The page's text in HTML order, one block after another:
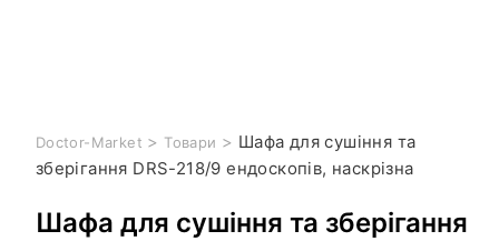
Doctor-Market > Товари > Шафа для сушіння та
зберігання DRS-218/9 ендоскопів, наскрізна
Шафа для сушіння та зберігання